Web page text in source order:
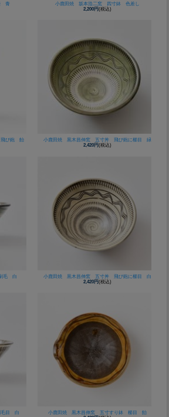
青
小鹿田焼 坂本浩二窯 四寸鉢 色差し
2,200円(税込)
び鉋 飴
小鹿田焼 黒木昌伸窯 五寸丼 飛び鉋に櫛目 緑
2,420円(税込)
毛 白
小鹿田焼 黒木昌伸窯 五寸丼 飛び鉋に櫛目 白
2,420円(税込)
毛目 白
小鹿田焼 黒木昌伸窯 五寸すり鉢 櫛目 飴